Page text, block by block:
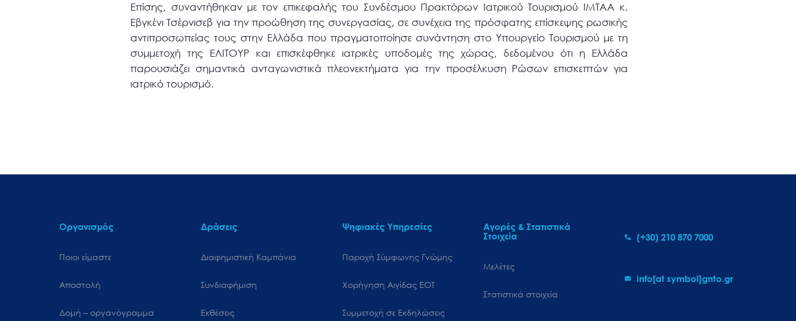
Επίσης, συναντήθηκαν με τον επικεφαλής του Συνδέσμου Πρακτόρων Ιατρικού Τουρισμού ΙΜTAA κ.
Εβγκένι Τσέρνισεβ για την προώθηση της συνεργασίας, σε συνέχεια της πρόσφατης επίσκεψης ρωσικής
αντιπροσωπείας τους στην Ελλάδα που πραγματοποίησε συνάντηση στο Υπουργείο Τουρισμού με τη
συμμετοχή της ΕΛΙΤΟΥΡ και επισκέφθηκε ιατρικές υποδομές της χώρας, δεδομένου ότι η Ελλάδα
παρουσιάζει σημαντικά ανταγωνιστικά πλεονεκτήματα για την προσέλκυση Ρώσων επισκεπτών για
ιατρικό τουρισμό.
Οργανισμός
Ποιοι είμαστε
Αποστολή
Δομή – οργανόγραμμα
Δράσεις
Διαφημιστική Καμπάνια
Συνδιαφήμιση
Εκθέσεις
Ψηφιακές Υπηρεσίες
Παροχή Σύμφωνης Γνώμης
Χορήγηση Αιγίδας ΕΟΤ
Συμμετοχή σε Εκδηλώσεις
Αγορές & Στατιστικά
Στοιχεία
Μελέτες
Στατιστικά στοιχεία
(+30) 210 870 7000
info[at symbol]gnto.gr